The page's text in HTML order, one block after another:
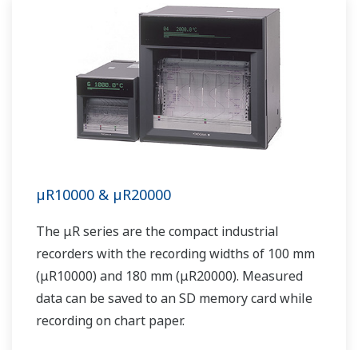
µR10000 & µR20000
The μR series are the compact industrial
recorders with the recording widths of 100 mm
(μR10000) and 180 mm (μR20000). Measured
data can be saved to an SD memory card while
recording on chart paper.